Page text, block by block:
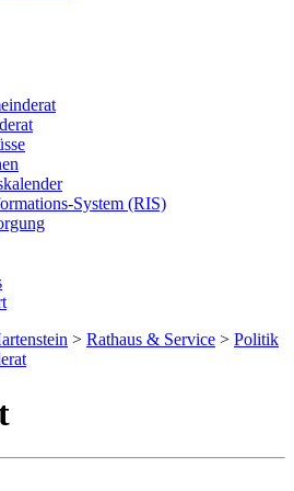
System (RIS)
> Rathaus & Service > Politik